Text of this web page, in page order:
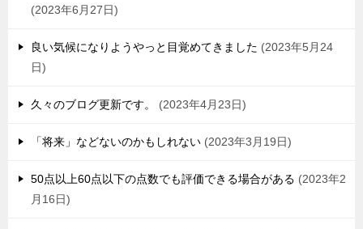
2023年6月27日
良い気候になりようやっと目覚めてきました
2023年5月24
日
久々のブログ更新です。 2023年4月23日
「将来」などないのかもしれない 2023年3月19日
50点以上60点以下の点数でも評価できる場合がある
2023年2
月16日